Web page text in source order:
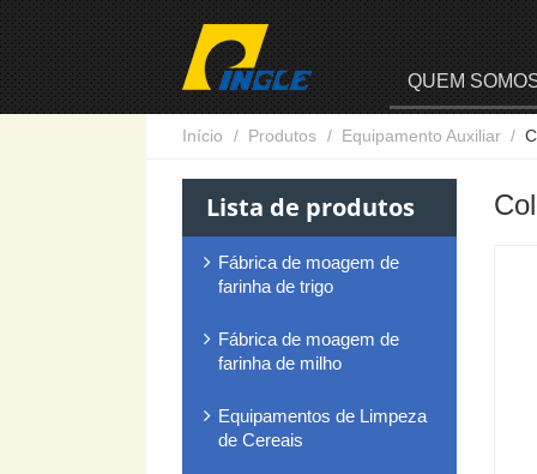
QUEM
Início Produtos Equipamento Auxiliar
Lista de produtos
Fábrica de moagem de
farinha de trigo
Fábrica de moagem de
farinha de milho
Equipamentos de Limpeza
de Cereais